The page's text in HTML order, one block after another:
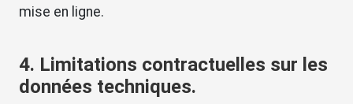
mise en ligne.
4. Limitations contractuelles sur les
données techniques.